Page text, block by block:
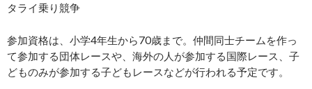
タライ乗り競争
参加資格は、小学4年生から70歳まで。仲間同士チームを作っ
て参加する団体レースや、海外の人が参加する国際レース、子
どものみが参加する子どもレースなどが行われる予定です。